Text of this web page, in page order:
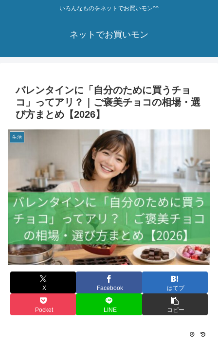
いろんなものをネットでお買いモン^^
ネットでお買いモン
バレンタインに「自分のために買うチョ
コ」ってアリ？｜ご褒美チョコの相場・選
び方まとめ【2026】
生活
X Facebook はてブ
Pocket LINE コピー